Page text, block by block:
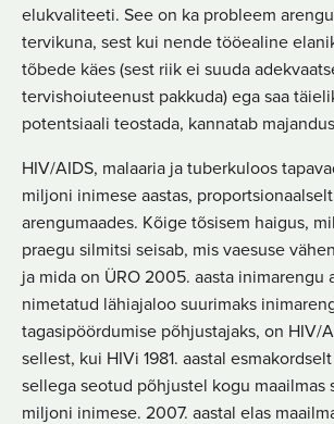
elukvaliteeti. See on ka probleem
tervikuna, sest kui nende tööealine
tõbede käes (sest riik ei suuda
tervishoiuteenust pakkuda) ega saa
potentsiaali teostada, kannatab
HIV/AIDS, malaaria ja tuberkuloos
miljoni inimese aastas,
arengumaades. Kõige tõsisem haigus,
praegu silmitsi seisab, mis vaesuse
ja mida on ÜRO 2005. aasta inimarengu
nimetatud lähiajaloo suurimaks
tagasipöördumise põhjustajaks, on HIV/
sellest, kui HIVi 1981. aastal
sellega seotud põhjustel kogu maailmas
miljoni inimese. 2007. aastal elas